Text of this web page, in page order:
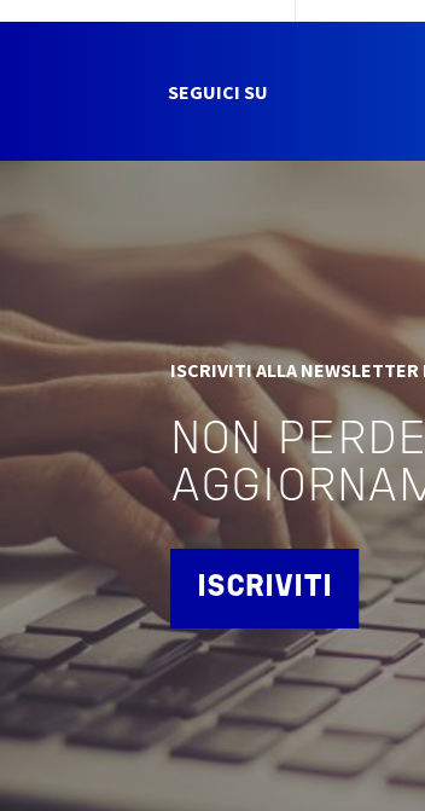
SEGUICI SU
ISCRIVITI ALLA NEWSLETTER
NON
ISCRIVITI